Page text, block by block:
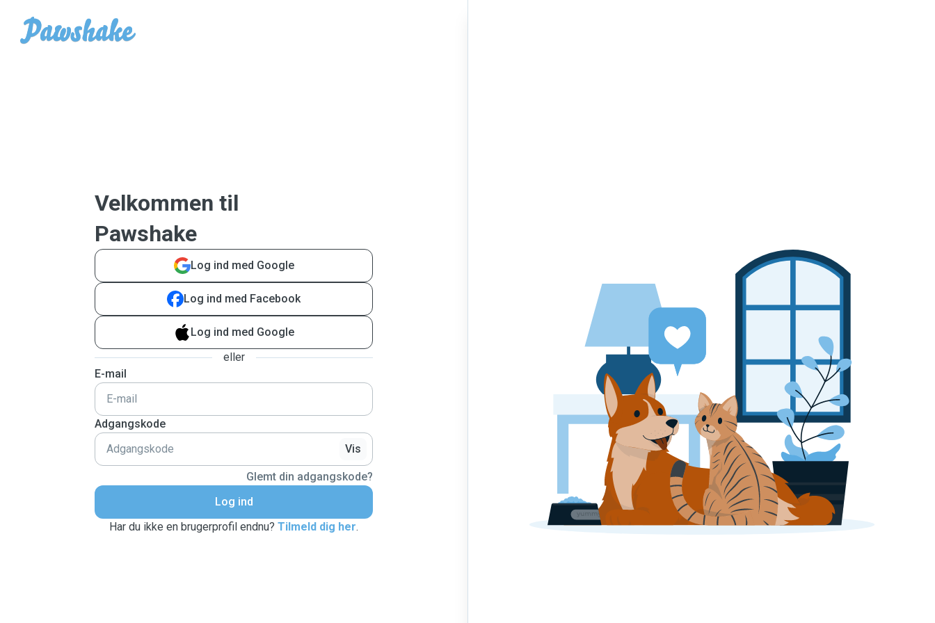
Velkommen til
Pawshake
Log ind med Google
Log ind med Facebook
Log ind med Google
eller
E-mail
Adgangskode
Vis
Glemt din adgangskode?
Log ind
Har du ikke en brugerprofil endnu? Tilmeld dig her.